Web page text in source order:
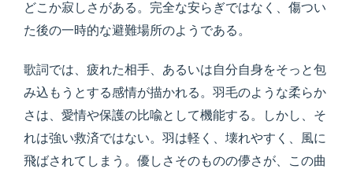
どこか寂しさがある。完全な安らぎではなく、傷つい
た後の一時的な避難場所のようである。
歌詞では、疲れた相手、あるいは自分自身をそっと包
み込もうとする感情が描かれる。羽毛のような柔らか
さは、愛情や保護の比喩として機能する。しかし、そ
れは強い救済ではない。羽は軽く、壊れやすく、風に
飛ばされてしまう。優しさそのものの儚さが、この曲